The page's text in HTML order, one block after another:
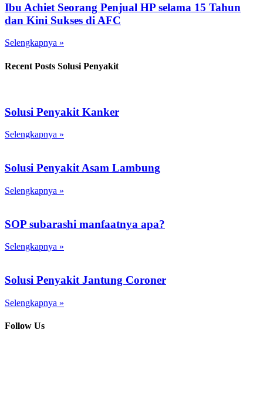
Ibu Achiet Seorang Penjual HP selama 15 Tahun
dan Kini Sukses di AFC
Selengkapnya »
Recent Posts Solusi Penyakit
Solusi Penyakit Kanker
Selengkapnya »
Solusi Penyakit Asam Lambung
Selengkapnya »
SOP subarashi manfaatnya apa?
Selengkapnya »
Solusi Penyakit Jantung Coroner
Selengkapnya »
Follow Us